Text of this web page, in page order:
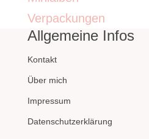
Verpackungen
Allgemeine Infos
Kontakt
Über mich
Impressum
Datenschutzerklärung